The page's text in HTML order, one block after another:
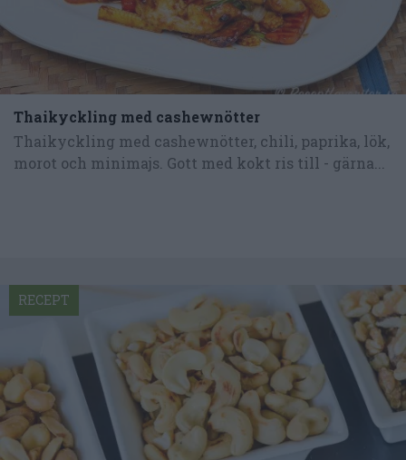
Thaikyckling med cashewnötter
Thaikyckling med cashewnötter, chili, paprika, lök,
morot och minimajs. Gott med kokt ris till - gärna...
RECEPT